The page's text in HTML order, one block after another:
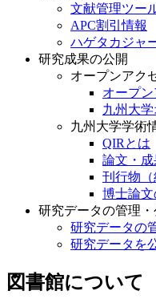
文献管理ツー
APC割引情報
ハゲタカジャ
研究成果の公開
オープンアク
オープ
九州大
九州大学学術
QIRとは
論文・
刊行物
博士論
研究データの管理・
研究データの
研究データを
図書館について